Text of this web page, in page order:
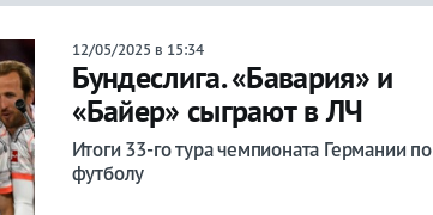
12/05/2025 в 15:34
Бундеслига. «Бавария» и
«Байер» сыграют в ЛЧ
Итоги 33-го тура чемпионата Германии по
футболу